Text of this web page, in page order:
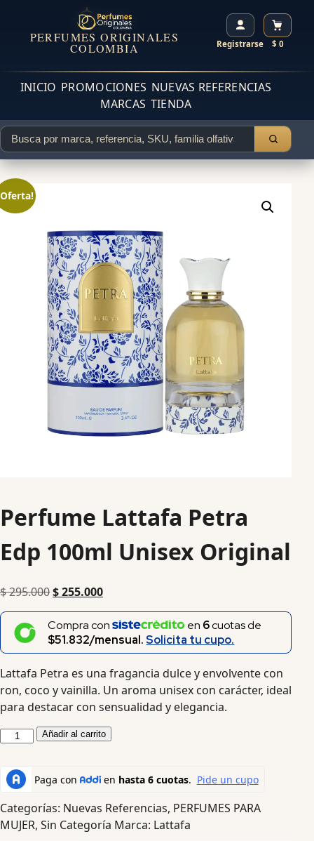
PERFUMES ORIGINALES
COLOMBIA Registrarse $ 0
INICIO PROMOCIONES NUEVAS REFERENCIAS
MARCAS TIENDA
Perfume Lattafa Petra
Edp 100ml Unisex Original
$295.000$255.000
Compra con en 6cuotas de
$51.832/mensual.Solicita tu cupo.
Lattafa Petra es una fragancia dulce y envolvente con
ron, coco y vainilla. Un aroma unisex con carácter, ideal
para destacar con sensualidad y elegancia.
Añadir al carrito
Categorías: Nuevas Referencias, PERFUMES PARA
MUJER, Sin Categoría Marca: Lattafa